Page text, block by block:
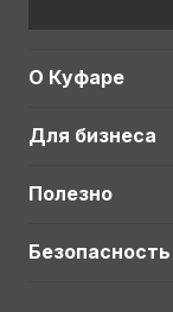
О Куфаре
Для бизнеса
Полезно
Безопасность